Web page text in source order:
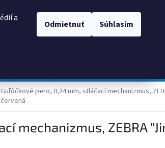
a
Odmietnuť Súhlasím
Guľôčkové pero, 0,24 mm, stláčací mechanizmus,
červená
mechanizmus, ZEBRA